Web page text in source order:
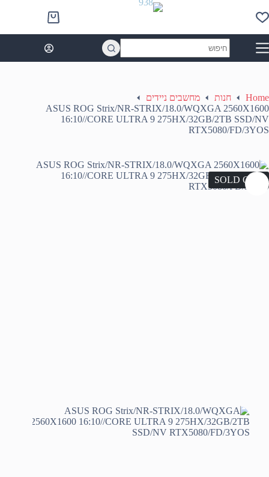
to
content
Shopping
cart
results
Home חנות
מחשבים ניידים
ASUS ROG Strix/NR-STRIX/18.0/WQXGA 2560X1600
16:10//CORE ULTRA 9 275HX/32GB/2TB SSD/NV
RTX5080/FD/3YOS
SOLD OUT